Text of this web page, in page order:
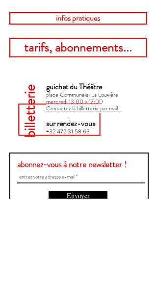
infos pratiques
tarifs, abonnements...
billetterie guichet du Théâtre
place Communale, La Louvière
mercredi 13:00 > 17:00​
Contactez la billetterie par mail !
sur rendez-vous
+32 472 31 58 63
abonnez-vous à notre newsletter !
Envoyer